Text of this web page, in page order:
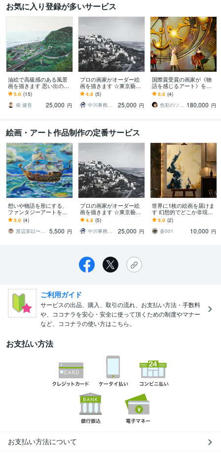
お気に入り登録が多いサービス
油絵で高級感のある風景
画を描きます 思い出の地
や好きな風景を残しませ
んか？
5.0 (15)
南 健吾
25,000 円
プロの画家がオーダー絵
画を描きます ☆東京藝術
大学油画科出身の確かな
画力☆
4.8 (5)
中川事務所 モデル・デザイン
25,000 円
国際賞受賞の画家が《物
語を感じるアート》を描
きます ご家族や大切な方
との物語を幻想的絵画と
してお届けします
5.0 (4)
色彩のソムリエ（画家） 180,000 円
絵画・アート作品制作の定番サービス
想いや物語を形にする、
ファンタジーアートを描
きます 想い・物語・イメ
ージを大切に描く、あな
ただけの一点もの
5.0 (4)
渡辺茉以〜オーダーアート制作いたします〜
5,500 円
プロの画家がオーダー絵
画を描きます ☆東京藝術
大学油画科出身の確かな
画力☆
4.8 (5)
中川事務所 モデル・デザイン
25,000 円
世界に1枚の絵画を届けま
す 幻想的でどこか非現実
的な絵画を
5.0 (2)
蒼001
10,000 円
ご利用ガイド
サービスの出品、購入、取引の流れ、お支払い方法・手数料
や、ココナラを安心・安全に使って頂くための制度やマナー
など、ココナラの使い方はこちら。
お支払い方法
お支払い方法について